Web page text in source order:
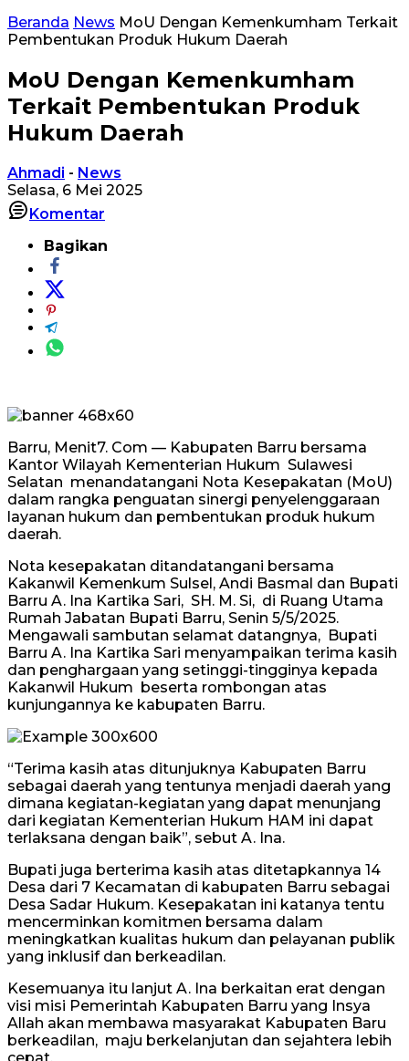
Beranda News MoU Dengan Kemenkumham Terkait
Pembentukan Produk Hukum Daerah
MoU Dengan Kemenkumham
Terkait Pembentukan Produk
Hukum Daerah
Ahmadi - News
Selasa, 6 Mei 2025
Komentar
Bagikan
Barru, Menit7. Com — Kabupaten Barru bersama
Kantor Wilayah Kementerian Hukum Sulawesi
Selatan menandatangani Nota Kesepakatan (MoU)
dalam rangka penguatan sinergi penyelenggaraan
layanan hukum dan pembentukan produk hukum
daerah.
Nota kesepakatan ditandatangani bersama
Kakanwil Kemenkum Sulsel, Andi Basmal dan Bupati
Barru A. Ina Kartika Sari, SH. M. Si, di Ruang Utama
Rumah Jabatan Bupati Barru, Senin 5/5/2025.
Mengawali sambutan selamat datangnya, Bupati
Barru A. Ina Kartika Sari menyampaikan terima kasih
dan penghargaan yang setinggi-tingginya kepada
Kakanwil Hukum beserta rombongan atas
kunjungannya ke kabupaten Barru.
“Terima kasih atas ditunjuknya Kabupaten Barru
sebagai daerah yang tentunya menjadi daerah yang
dimana kegiatan-kegiatan yang dapat menunjang
dari kegiatan Kementerian Hukum HAM ini dapat
terlaksana dengan baik”, sebut A. Ina.
Bupati juga berterima kasih atas ditetapkannya 14
Desa dari 7 Kecamatan di kabupaten Barru sebagai
Desa Sadar Hukum. Kesepakatan ini katanya tentu
mencerminkan komitmen bersama dalam
meningkatkan kualitas hukum dan pelayanan publik
yang inklusif dan berkeadilan.
Kesemuanya itu lanjut A. Ina berkaitan erat dengan
visi misi Pemerintah Kabupaten Barru yang Insya
Allah akan membawa masyarakat Kabupaten Baru
berkeadilan, maju berkelanjutan dan sejahtera lebih